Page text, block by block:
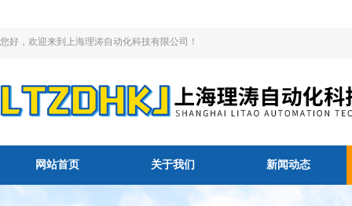
您好，欢迎来到上海理涛自动化科技有限公司！
网站首页 关于我们 新闻动态